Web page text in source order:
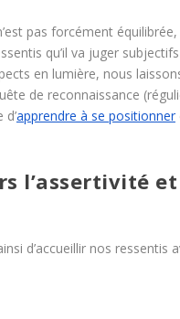
pas forcément
qu’il va juger
en lumière, nous
de reconnaissance
apprendre à se positionner
l’assertivité
d’accueillir nos ressentis